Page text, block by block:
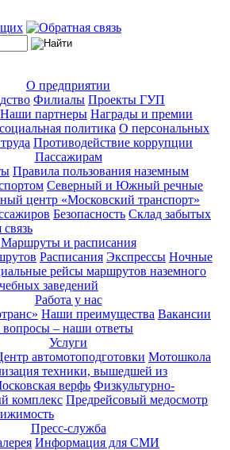
О предприятии
Филиалы Проекты ГУП
Наши партнеры Награды и премии
политика О персональных
Противодействие коррупции
Пассажирам
Правила пользования наземным
Северный и Южный речные
центр «Московский транспорт»
Безопасность Склад забытых
Маршруты и расписания
Расписания Экспрессы Ночные
рейсы маршрутов наземного
заведений
Работа у нас
Наши преимущества Вакансии
– наши ответы
Услуги
автомотоподготовки Мотошкола
техники, вышедшей из
верфь Физкультурно-
комплекс Предрейсовый медосмотр
Пресс-служба
Информация для СМИ